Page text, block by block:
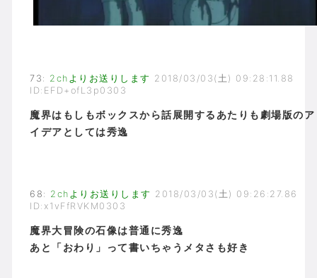
73 : 2chよりお送りします 2018/03/03(土) 09:28:11.88
ID:EFD+ofL3p0303
魔界はもしもボックスから話展開するあたりも劇場版のア
イデアとしては秀逸
68 : 2chよりお送りします 2018/03/03(土) 09:26:27.86
ID:x1vFfRVKM0303
魔界大冒険の石像は普通に秀逸
あと「おわり」って書いちゃうメタさも好き